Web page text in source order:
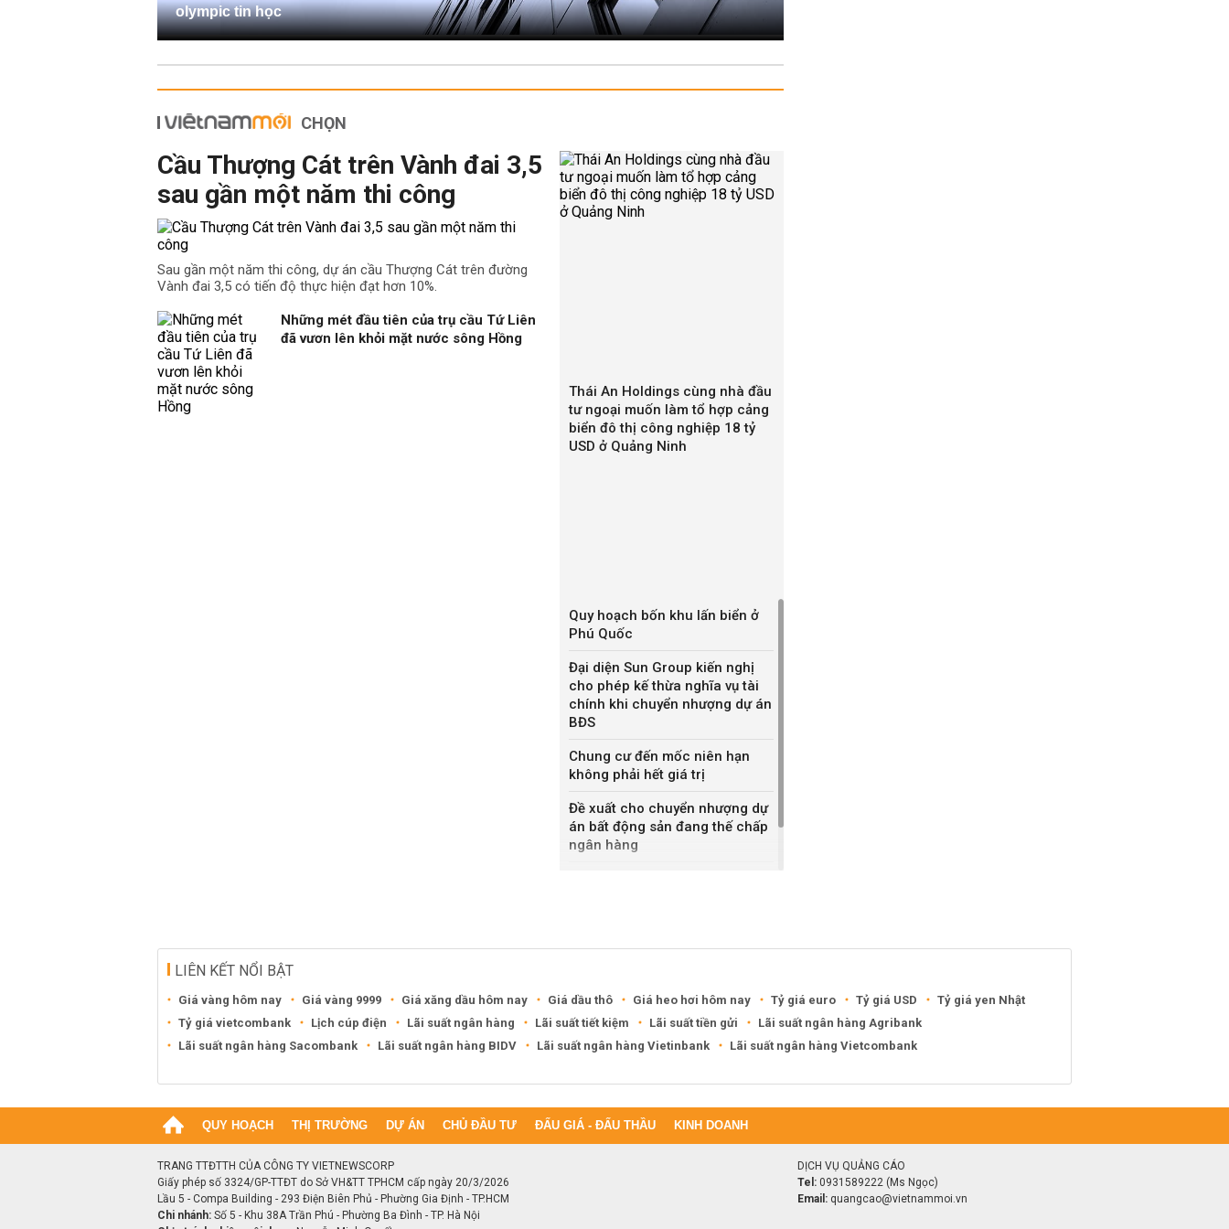
olympic tin học
CHỌN
Cầu Thượng Cát trên Vành đai 3,5
sau gần một năm thi công
Sau gần một năm thi công, dự án cầu Thượng Cát trên đường
Vành đai 3,5 có tiến độ thực hiện đạt hơn 10%.
Những mét đầu tiên của trụ cầu Tứ Liên
đã vươn lên khỏi mặt nước sông Hồng
Thái An Holdings cùng nhà đầu
tư ngoại muốn làm tổ hợp cảng
biển đô thị công nghiệp 18 tỷ
USD ở Quảng Ninh
Quy hoạch bốn khu lấn biển ở
Phú Quốc
Đại diện Sun Group kiến nghị
cho phép kế thừa nghĩa vụ tài
chính khi chuyển nhượng dự án
BĐS
Chung cư đến mốc niên hạn
không phải hết giá trị
Đề xuất cho chuyển nhượng dự
án bất động sản đang thế chấp
ngân hàng
LIÊN KẾT NỔI BẬT
Giá vàng hôm nay Giá vàng 9999 Giá xăng dầu hôm nay Giá dầu thô Giá heo hơi hôm nay Tỷ giá euro Tỷ giá USD
Tỷ giá yen Nhật
Tỷ giá vietcombank
Lịch cúp điện Lãi suất ngân hàng Lãi suất tiết kiệm Lãi suất tiền gửi
Lãi suất ngân hàng Agribank
Lãi suất ngân hàng Sacombank
Lãi suất ngân hàng BIDV Lãi suất ngân hàng Vietinbank Lãi suất ngân hàng Vietcombank
QUY HOẠCH THỊ TRƯỜNG DỰ ÁN CHỦ ĐẦU TƯ ĐẤU GIÁ - ĐẤU THẦU KINH DOANH
TRANG TTĐTTH CỦA CÔNG TY VIETNEWSCORP
Giấy phép số 3324/GP-TTĐT do Sở VH&TT TPHCM cấp ngày 20/3/2026
Lầu 5 - Compa Building - 293 Điện Biên Phủ - Phường Gia Định - TP.HCM
Chi nhánh: Số 5 - Khu 38A Trần Phú - Phường Ba Đình - TP. Hà Nội
DỊCH VỤ QUẢNG CÁO
Tel: 0931589222 (Ms Ngọc)
Email: quangcao@vietnammoi.vn